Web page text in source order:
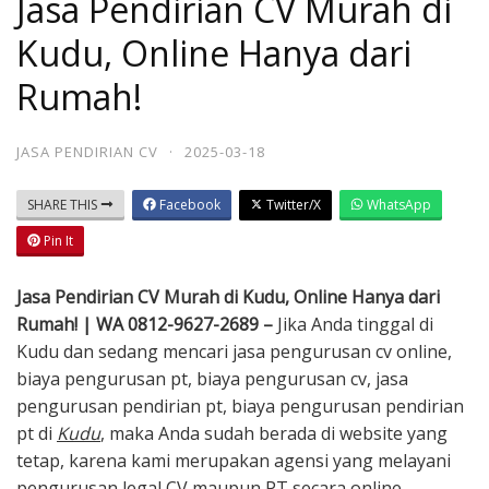
Kudu, Online Hanya dari
Rumah!
JASA PENDIRIAN CV · 2025-03-18
SHARE THIS Facebook Twitter/X
WhatsApp
Pin It
Jasa Pendirian CV Murah di Kudu, Online Hanya dari
Rumah! | WA 0812-9627-2689 – Jika Anda tinggal di
Kudu dan sedang mencari jasa pengurusan cv online,
biaya pengurusan pt, biaya pengurusan cv, jasa
pengurusan pendirian pt, biaya pengurusan pendirian
pt di Kudu, maka Anda sudah berada di website yang
tetap, karena kami merupakan agensi yang melayani